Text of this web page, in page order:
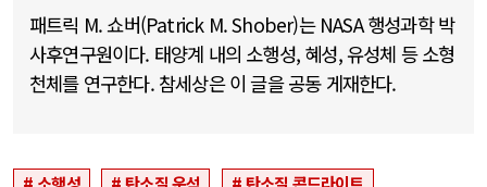
패트릭 M. 쇼버(Patrick M. Shober)는 NASA 행성과학 박
사후연구원이다. 태양계 내의 소행성, 혜성, 유성체 등 소형
천체를 연구한다. 참세상은 이 글을 공동 게재한다.